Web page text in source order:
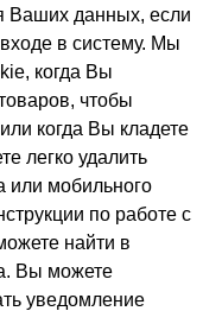
Ваших данных, если
в систему. Мы
когда Вы
чтобы
когда Вы кладете
легко удалить
или мобильного
по работе с
найти в
Вы можете
уведомление